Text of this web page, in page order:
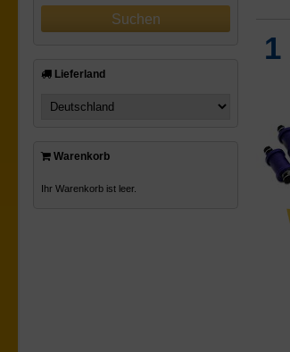
Lieferland
Warenkorb
Ihr Warenkorb ist leer.
1